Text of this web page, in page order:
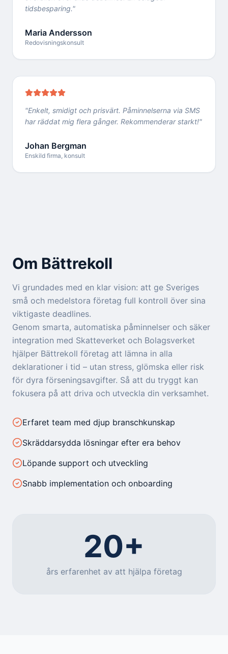
tidsbesparing."
Maria Andersson
Redovisningskonsult
"Enkelt, smidigt och prisvärt. Påminnelserna via SMS
har räddat mig flera gånger. Rekommenderar starkt!"
Johan Bergman
Enskild firma, konsult
Om Bättrekoll
Vi grundades med en klar vision: att ge Sveriges
små och medelstora företag full kontroll över sina
viktigaste deadlines.
Genom smarta, automatiska påminnelser och säker
integration med Skatteverket och Bolagsverket
hjälper Bättrekoll företag att lämna in alla
deklarationer i tid – utan stress, glömska eller risk
för dyra förseningsavgifter. Så att du tryggt kan
fokusera på att driva och utveckla din verksamhet.
Erfaret team med djup branschkunskap
Skräddarsydda lösningar efter era behov
Löpande support och utveckling
Snabb implementation och onboarding
20+
års erfarenhet av att hjälpa företag